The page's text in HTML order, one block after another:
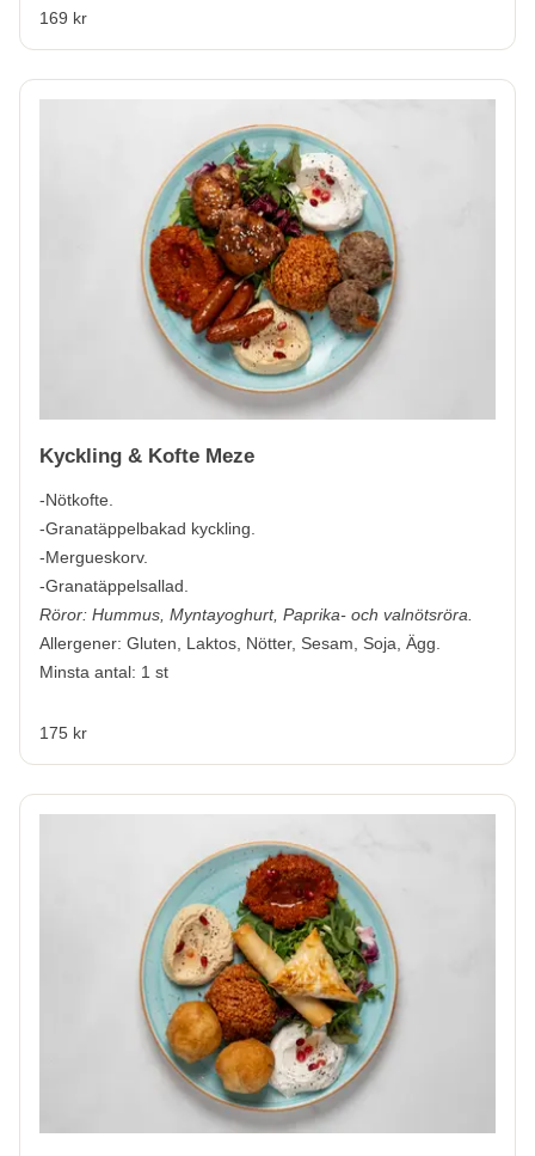
169 kr
Kyckling & Kofte Meze
-Nötkofte.
-Granatäppelbakad kyckling.
-Mergueskorv.
-Granatäppelsallad.
Röror: Hummus, Myntayoghurt, Paprika- och valnötsröra.
Allergener: Gluten, Laktos, Nötter, Sesam, Soja, Ägg.
Minsta antal: 1 st
175 kr